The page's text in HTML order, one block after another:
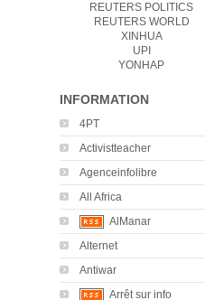
REUTERS POLITICS
REUTERS WORLD
XINHUA
UPI
YONHAP
INFORMATION
4PT
Activistteacher
Agenceinfolibre
All Africa
AlManar
Alternet
Antiwar
Arrêt sur info